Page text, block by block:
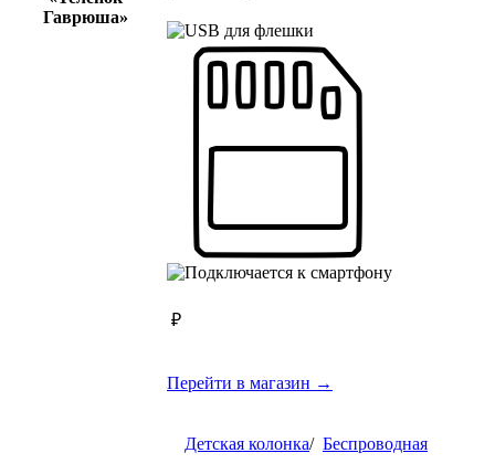
₽
Перейти в магазин →
Детская колонка/ Беспроводная